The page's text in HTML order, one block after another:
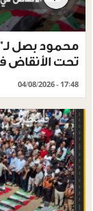
تحت الأنقاض
04/08/2026 - 17:48